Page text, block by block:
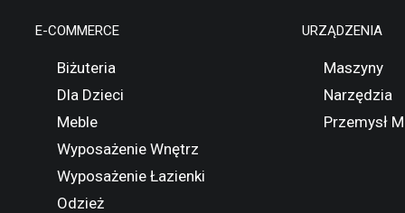
E-COMMERCE
Biżuteria
Dla Dzieci
Meble
Wyposażenie Wnętrz
Wyposażenie Łazienki
Odzież
URZĄDZENIA
Maszyny
Narzędzia
Przemysł